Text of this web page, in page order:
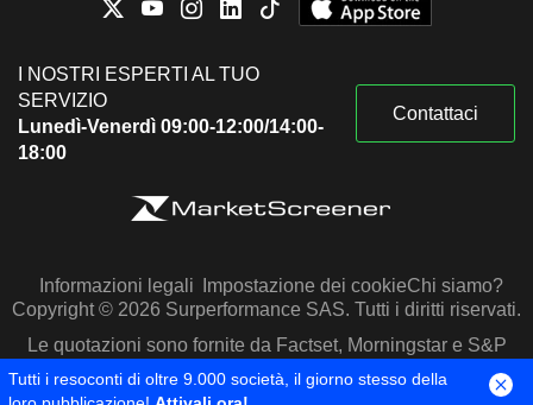
I NOSTRI ESPERTI AL TUO
SERVIZIO
Lunedì-Venerdì 09:00-12:00/14:00-
18:00
Contattaci
Informazioni legali Impostazione dei cookieChi siamo?
Copyright © 2026 Surperformance SAS. Tutti i diritti riservati.
Le quotazioni sono fornite da Factset, Morningstar e S&P
Capital IQ
Tutti i resoconti di oltre 9.000 società, il giorno stesso della